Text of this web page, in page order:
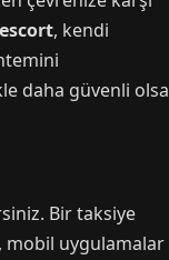
escort, kendi
daha güvenli olsa
Bir taksiye
mobil uygulamalar